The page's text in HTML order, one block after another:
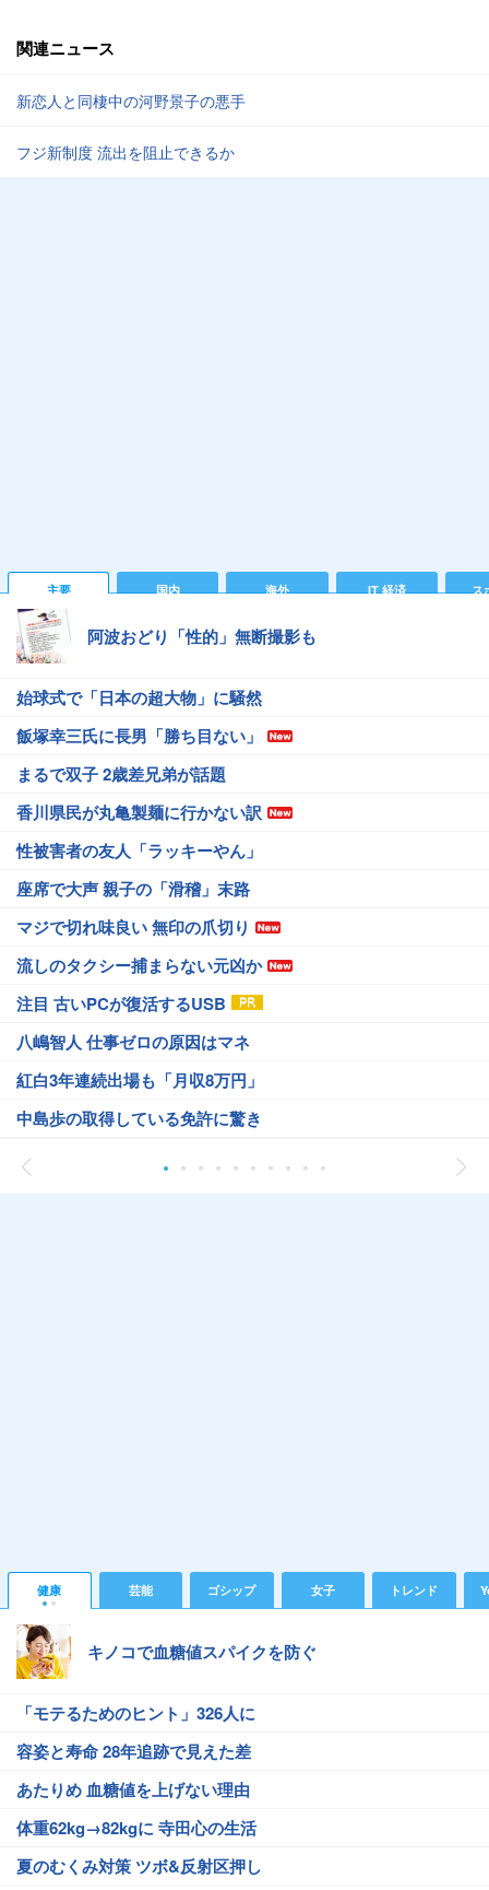
関連ニュース
新恋人と同棲中の河野景子の悪手
フジ新制度 流出を阻止できるか
主要 国内 海外 IT 経済 ス
阿波おどり「性的」無断撮影も
始球式で「日本の超大物」に騒然
飯塚幸三氏に長男「勝ち目ない」
まるで双子 2歳差兄弟が話題
香川県民が丸亀製麺に行かない訳
性被害者の友人「ラッキーやん」
座席で大声 親子の「滑稽」末路
マジで切れ味良い 無印の爪切り
流しのタクシー捕まらない元凶か
注目 古いPCが復活するUSB
八嶋智人 仕事ゼロの原因はマネ
紅白3年連続出場も「月収8万円」
中島歩の取得している免許に驚き
健康 芸能 ゴシップ 女子 トレンド
キノコで血糖値スパイクを防ぐ
「モテるためのヒント」326人に
容姿と寿命 28年追跡で見えた差
あたりめ 血糖値を上げない理由
体重62kg→82kgに 寺田心の生活
夏のむくみ対策 ツボ&反射区押し